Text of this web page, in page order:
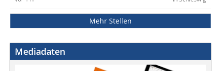
Mehr Stellen
Mediadaten